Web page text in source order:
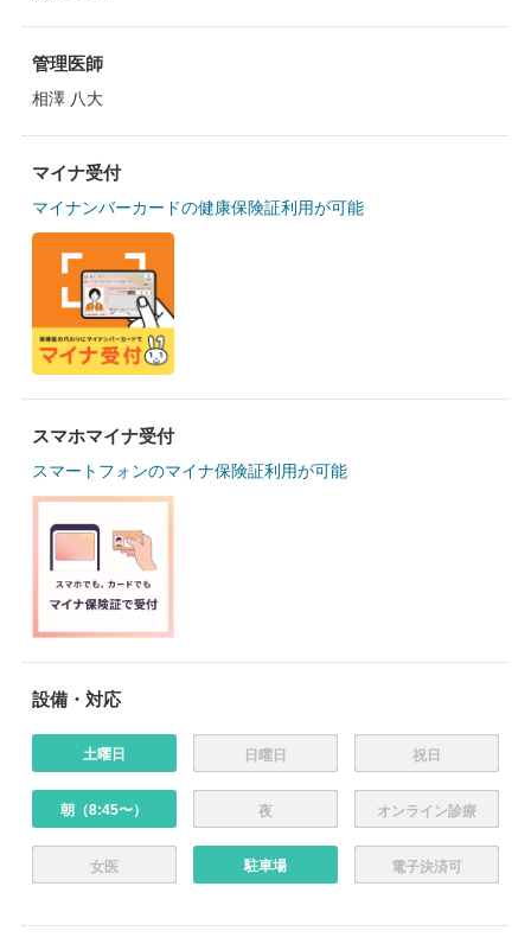
管理医師
相澤 八大
マイナ受付
マイナンバーカードの健康保険証利用が可能
スマホマイナ受付
スマートフォンのマイナ保険証利用が可能
設備・対応
土曜日 日曜日 祝日
朝（8:45〜） 夜 オンライン診療
女医 駐車場 電子決済可